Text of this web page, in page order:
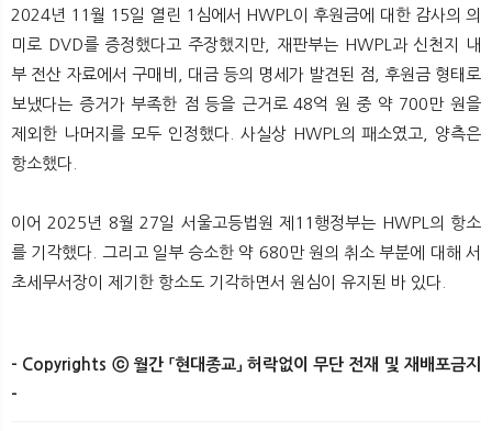
2024년 11월 15일 열린 1심에서 HWPL이 후원금에 대한 감사의 의
미로 DVD를 증정했다고 주장했지만, 재판부는 HWPL과 신천지 내
부 전산 자료에서 구매비, 대금 등의 명세가 발견된 점, 후원금 형태로
보냈다는 증거가 부족한 점 등을 근거로 48억 원 중 약 700만 원을
제외한 나머지를 모두 인정했다. 사실상 HWPL의 패소였고, 양측은
항소했다.
이어 2025년 8월 27일 서울고등법원 제11행정부는 HWPL의 항소
를 기각했다. 그리고 일부 승소한 약 680만 원의 취소 부분에 대해 서
초세무서장이 제기한 항소도 기각하면서 원심이 유지된 바 있다.​
- Copyrights ⓒ 월간 「현대종교」 허락없이 무단 전재 및 재배포금지
-